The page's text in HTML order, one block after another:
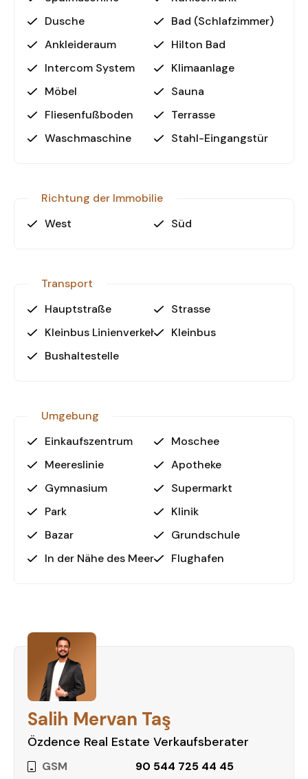
vereinbaren Sie Ihre persönliche
Besichtigung!
Dusche
Bad (Schlafzimmer)
Ankleideraum
Hilton Bad
Intercom System
Klimaanlage
Möbel
Sauna
Fliesenfußboden
Terrasse
Waschmaschine
Stahl-Eingangstür
Richtung der Immobilie
West
Süd
Transport
Hauptstraße
Strasse
Kleinbus Linienverkehr
Kleinbus
Bushaltestelle
Umgebung
Einkaufszentrum
Moschee
Meereslinie
Apotheke
Gymnasium
Supermarkt
Park
Klinik
Bazar
Grundschule
In der Nähe des Meeres Flughafen
Salih Mervan Taş
Özdence Real Estate Verkaufsberater
GSM
90 544 725 44 45